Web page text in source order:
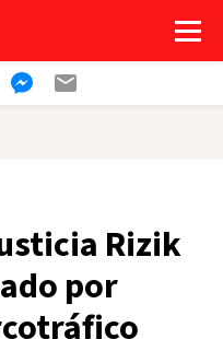
Rizik
por